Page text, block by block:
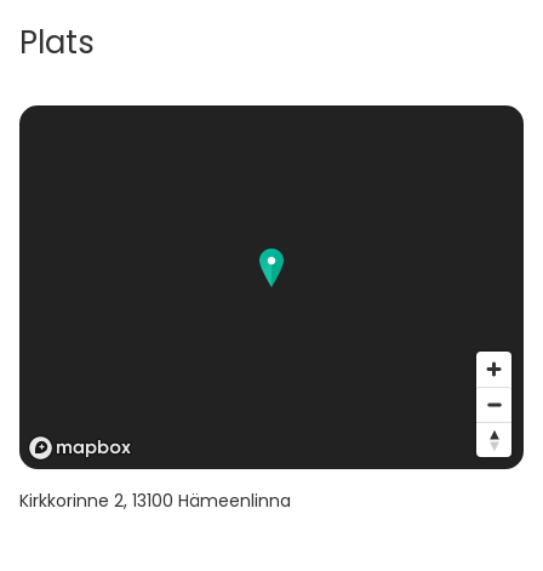
Plats
Kirkkorinne 2, 13100 Hämeenlinna